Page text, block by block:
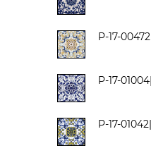
P-17-
P-17-
P-17-